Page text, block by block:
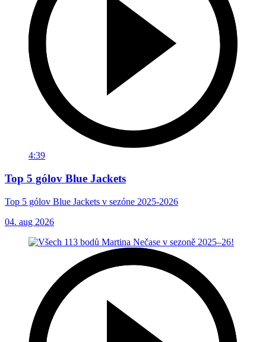
4:39
Top 5 gólov Blue Jackets
Top 5 gólov Blue Jackets v sezóne 2025-2026
04. aug 2026